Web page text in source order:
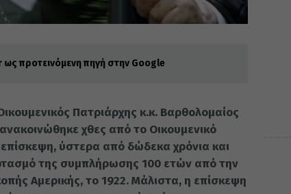
προτεινόμενη πηγή στην Google
Πατριάρχης κ.κ. Βαρθολομαίος
χθες από το Οικουμενικό
ύστερα από δώδεκα χρόνια και
της συμπλήρωσης 100 ετών από την
Αμερικής, το 1922. Μάλιστα, η επίσκεψη